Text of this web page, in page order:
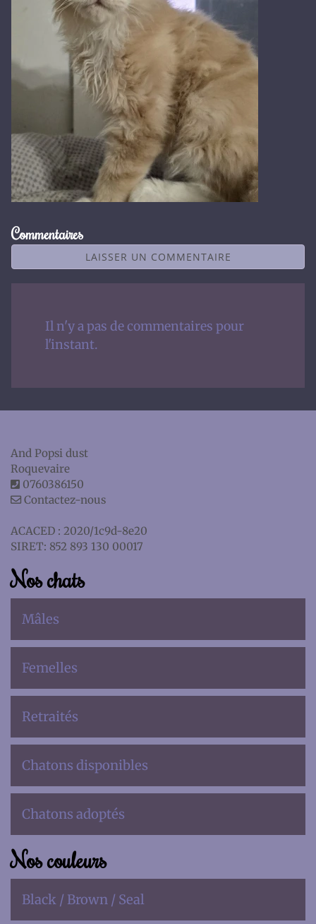
Commentaires
LAISSER UN COMMENTAIRE
Il n'y a pas de commentaires pour
l'instant.
And Popsi dust
Roquevaire
0760386150
Contactez-nous
ACACED : 2020/1c9d-8e20
SIRET: 852 893 130 00017
Nos chats
Mâles
Femelles
Retraités
Chatons disponibles
Chatons adoptés
Nos couleurs
Black / Brown / Seal